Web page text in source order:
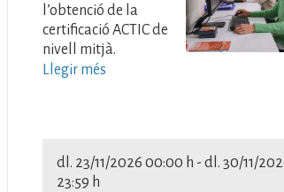
l’obtenció de la
certificació ACTIC de
nivell mitjà.
Llegir més
dl. 23/11/2026 00:00 h - dl. 30/11/
23:59 h